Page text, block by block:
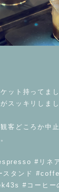
ット持ってま
スッキリしまし
客どころか中止
#リネ
タンド
#コーヒー